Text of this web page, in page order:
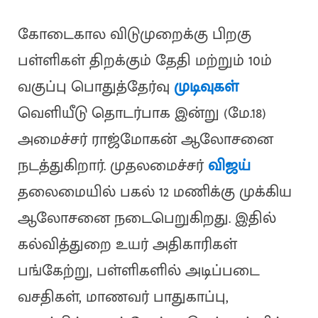
கோடைகால விடுமுறைக்கு பிறகு
பள்ளிகள் திறக்கும் தேதி மற்றும் 10ம்
வகுப்பு பொதுத்தேர்வு முடிவுகள்
வெளியீடு தொடர்பாக இன்று (மே.18)
அமைச்சர் ராஜ்மோகன் ஆலோசனை
நடத்துகிறார். முதலமைச்சர்விஜய்
தலைமையில் பகல் 12 மணிக்கு முக்கிய
ஆலோசனை நடைபெறுகிறது. இதில்
கல்வித்துறை உயர் அதிகாரிகள்
பங்கேற்று, பள்ளிகளில் அடிப்படை
வசதிகள், மாணவர் பாதுகாப்பு,